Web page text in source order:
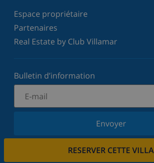
RESERVER CETTE VILLA
Espace propriétaire
Partenaires
Real Estate by Club Villamar
Bulletin d’information
Envoyer
Inscrivez-vous à notre newsletter et